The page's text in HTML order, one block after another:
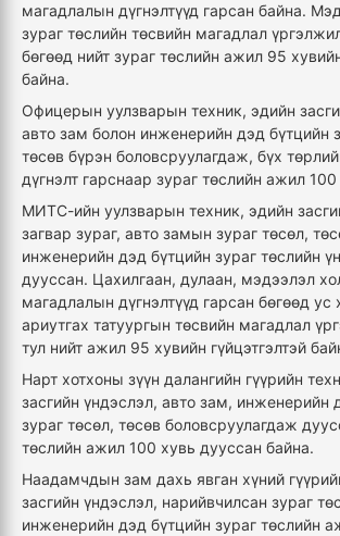
магадлалын дүгнэлтүүд гарсан байна.
зураг төслийн төсвийн магадлал
бөгөөд нийт зураг төслийн ажил 95
байна.
Офицерын уулзварын техник, эдийн
авто зам болон инженерийн дэд бүтцийн
төсөв бүрэн боловсруулагдаж, бүх
дүгнэлт гарснаар зураг төслийн ажил
МИТС-ийн уулзварын техник, эдийн
загвар зураг, авто замын зураг төсөл,
инженерийн дэд бүтцийн зураг төслийн
дууссан. Цахилгаан, дулаан, мэдээлэл
магадлалын дүгнэлтүүд гарсан бөгөөд ус
ариутгах татуургын төсвийн магадлал
тул нийт ажил 95 хувийн гүйцэтгэлтэй
Нарт хотхоны зүүн далангийн гүүрийн
засгийн үндэслэл, авто зам, инженерийн
зураг төсөл, төсөв боловсруулагдаж
төслийн ажил 100 хувь дууссан байна.
Наадамчдын зам дахь явган хүний
засгийн үндэслэл, нарийвчилсан зураг
инженерийн дэд бүтцийн зураг төслийн